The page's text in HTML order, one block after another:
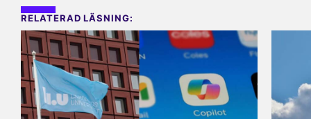
RELATERAD LÄSNING: